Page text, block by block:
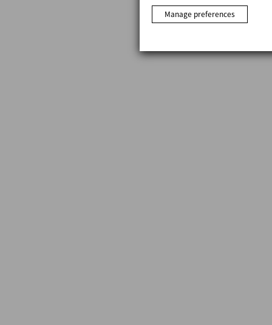
Manage preferences